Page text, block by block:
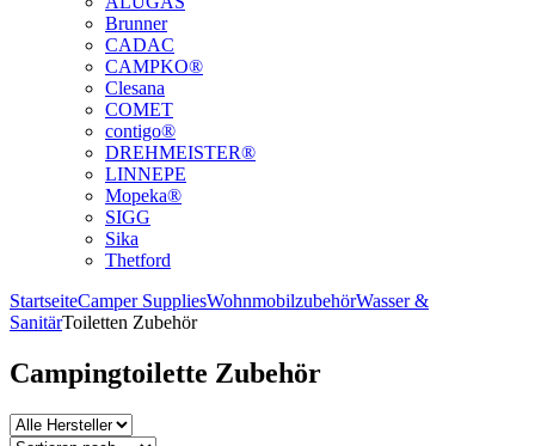
Brunner
CADAC
CAMPKO®
Clesana
COMET
contigo®
DREHMEISTER®
LINNEPE
Mopeka®
SIGG
Sika
Thetford
StartseiteCamper SuppliesWohnmobilzubehörWasser &
SanitärToiletten Zubehör
Campingtoilette Zubehör